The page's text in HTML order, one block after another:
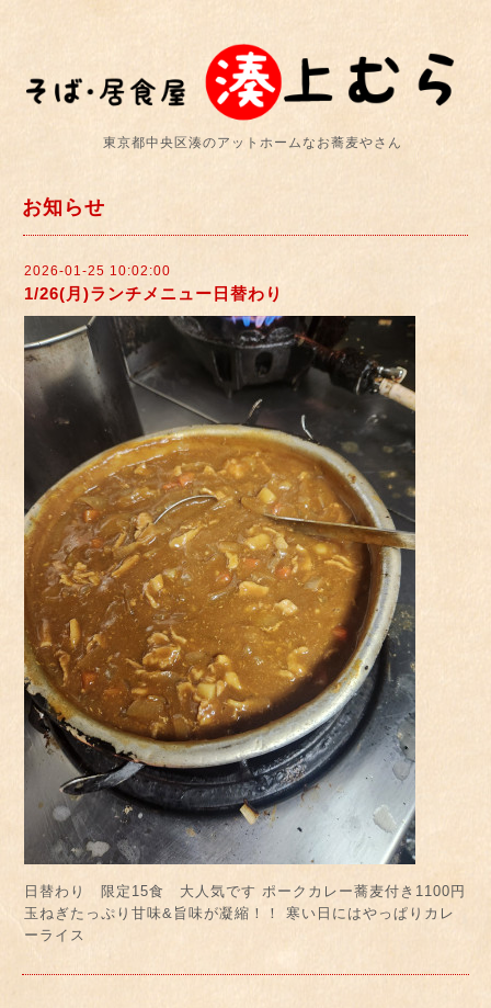
東京都中央区湊のアットホームなお蕎麦やさん
お知らせ
2026-01-25 10:02:00
1/26(月)ランチメニュー日替わり
日替わり 限定15食 大人気です ポークカレー蕎麦付き1100円
玉ねぎたっぷり甘味&旨味が凝縮！！ 寒い日にはやっぱりカレ
ーライス